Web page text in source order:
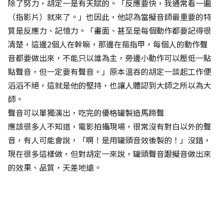
除了努力，胡定一是有天賦的。「反應要快，我通常看一遍
（指影片）就來了。」也因此，他認為當擬音師最重要的特
質是反應力、記憶力。「畫面、甚至是每個動作都要記得很
清楚，這邊2個人在幹嘛，那邊在摳指甲，每個人的動作聲
音都要做出來，不能只以誰為主，旁邊小動作可以壓低一點
點聲音，但一定要有聲音。」原本溫吞的胡定一談起工作便
滔滔不絕，這就是他的堅持，也讓人體認到大師之所以為大
師。
聲音可以單獨演出，吃完的優格罐製造馬蹄聲
應該很多人不知道，電影拍攝現場，很常沒有對白以外的聲
音，有人可能會說，「啊！是用罐頭音效後製的！」沒錯，
現在很多這樣做，但對胡定一來說，罐頭聲音跟擬音做出來
的效果、品質，天差地遠。